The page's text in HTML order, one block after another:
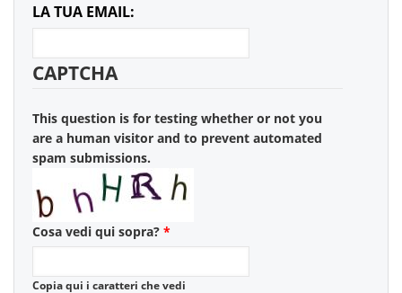
LA TUA EMAIL:
CAPTCHA
This question is for testing whether or not you
are a human visitor and to prevent automated
spam submissions.
Cosa vedi qui sopra? *
Copia qui i caratteri che vedi